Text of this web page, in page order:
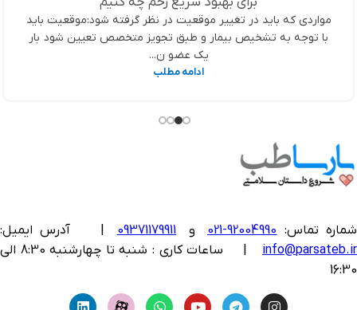
مواردی که باید در تغییر موقعیت در نظر گرفته شود:موقعیت باید
با توجه به تشخیص بیمار و طبق تجویز متخصص تعیین شود بار
یک عضو ن...
ادامه مطلب
شماره تماس: 92004990-021 و 09371179911
آدرس ایمیل:
info@parsateb.ir
| ساعات کاری : شنبه تا چهارشنبه 8:30 الی
16:30